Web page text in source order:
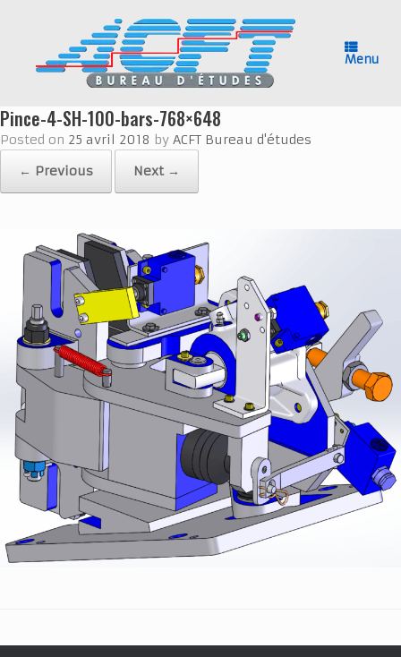
Menu
Pince-4-SH-100-bars-768×648
Posted on 25 avril 2018 by ACFT Bureau d'études
← Previous
Next →